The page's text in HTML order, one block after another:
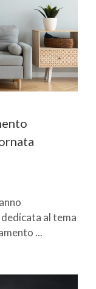
al tema
...